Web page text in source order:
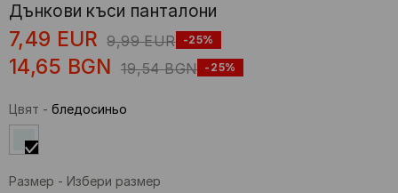
Дънкови къси панталони
7,49 EUR 9,99 EUR -25%
14,65 BGN 19,54 BGN -25%
Цвят - бледосиньо
Размер - Избери размер